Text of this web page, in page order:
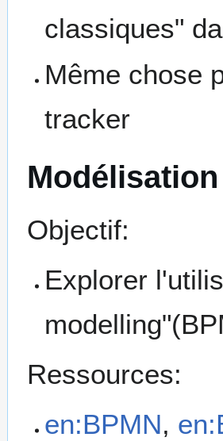
classiques"
Même chose
tracker
Objectif:
Explorer
Ressources:
en:BPMN,